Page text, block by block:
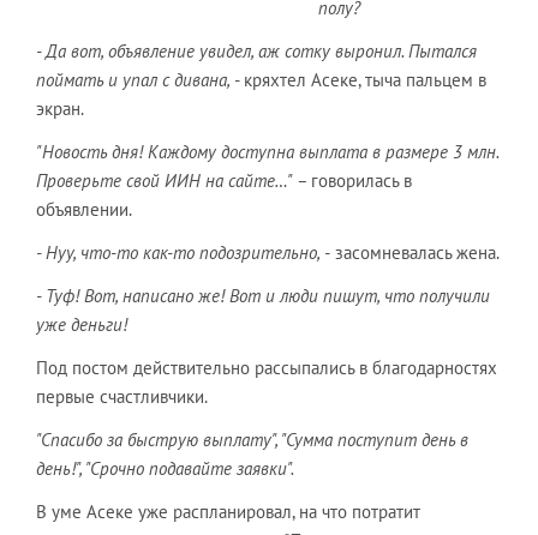
полу?
- Да вот, объявление увидел, аж сотку выронил. Пытался
поймать и упал с дивана, - кряхтел Асеке, тыча пальцем в
экран.
"Новость дня! Каждому доступна выплата в размере 3 млн.
Проверьте свой ИИН на сайте…" – говорилась в
объявлении.
- Нуу, что-то как-то подозрительно, - засомневалась жена.
- Туф! Вот, написано же! Вот и люди пишут, что получили
уже деньги!
Под постом действительно рассыпались в благодарностях
первые счастливчики.
"Спасибо за быструю выплату", "Сумма поступит день в
день!", "Срочно подавайте заявки".
В уме Асеке уже распланировал, на что потратит